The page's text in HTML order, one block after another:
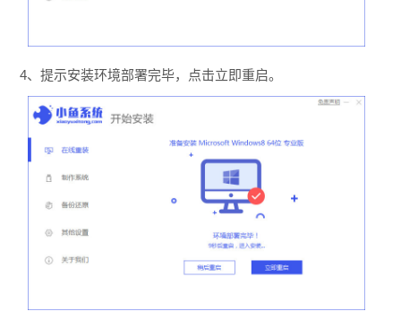
4、提示安装环境部署完毕，点击立即重启。